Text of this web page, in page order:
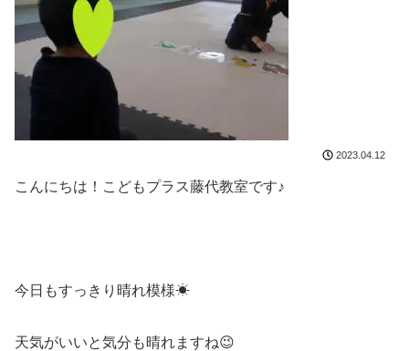
2023.04.12
こんにちは！こどもプラス藤代教室です♪
今日もすっきり晴れ模様☀
天気がいいと気分も晴れますね😉